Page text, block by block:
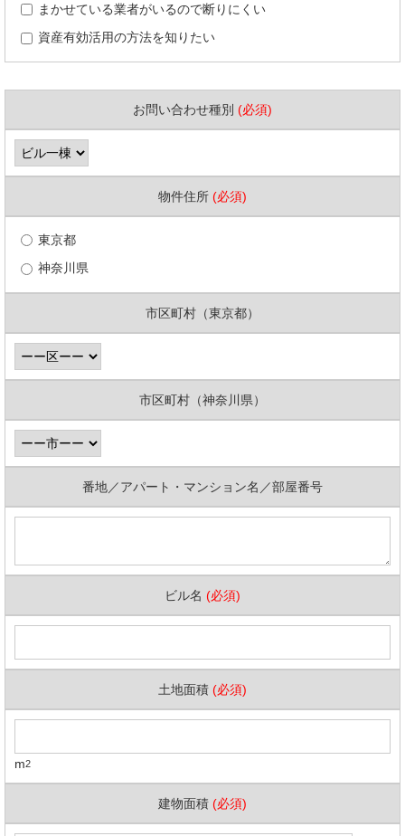
まかせている業者がいるので断りにくい
資産有効活用の方法を知りたい
お問い合わせ種別 (必須)
物件住所 (必須)
東京都
神奈川県
市区町村（東京都）
市区町村（神奈川県）
番地／アパート・マンション名／部屋番号
ビル名 (必須)
土地面積 (必須)
m2
建物面積 (必須)